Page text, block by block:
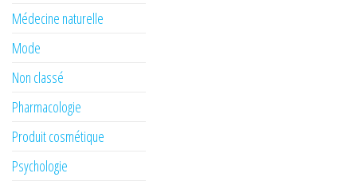
Médecine naturelle
Mode
Non classé
Pharmacologie
Produit cosmétique
Psychologie